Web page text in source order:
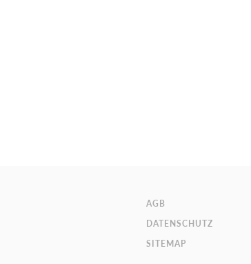
AGB
DATENSCHUTZ
SITEMAP